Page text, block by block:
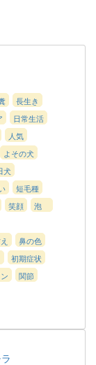
長生き
日常生活
人気
よその犬
犬
短毛種
笑顔
泡
鼻の色
初期症状
関節